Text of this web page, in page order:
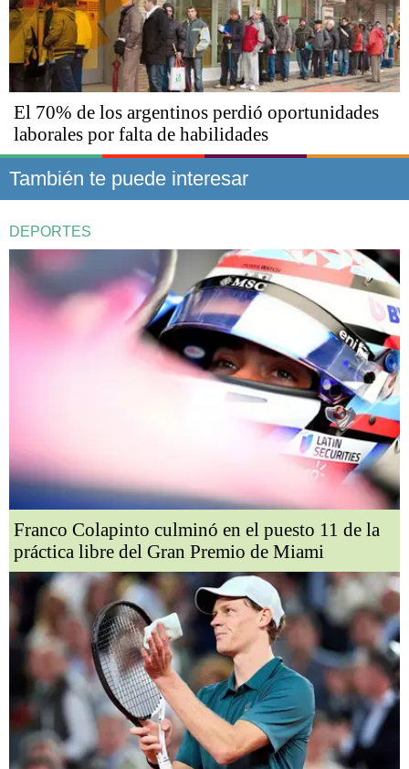
El 70% de los argentinos perdió oportunidades
laborales por falta de habilidades
También te puede interesar
DEPORTES
Franco Colapinto culminó en el puesto 11 de la
práctica libre del Gran Premio de Miami